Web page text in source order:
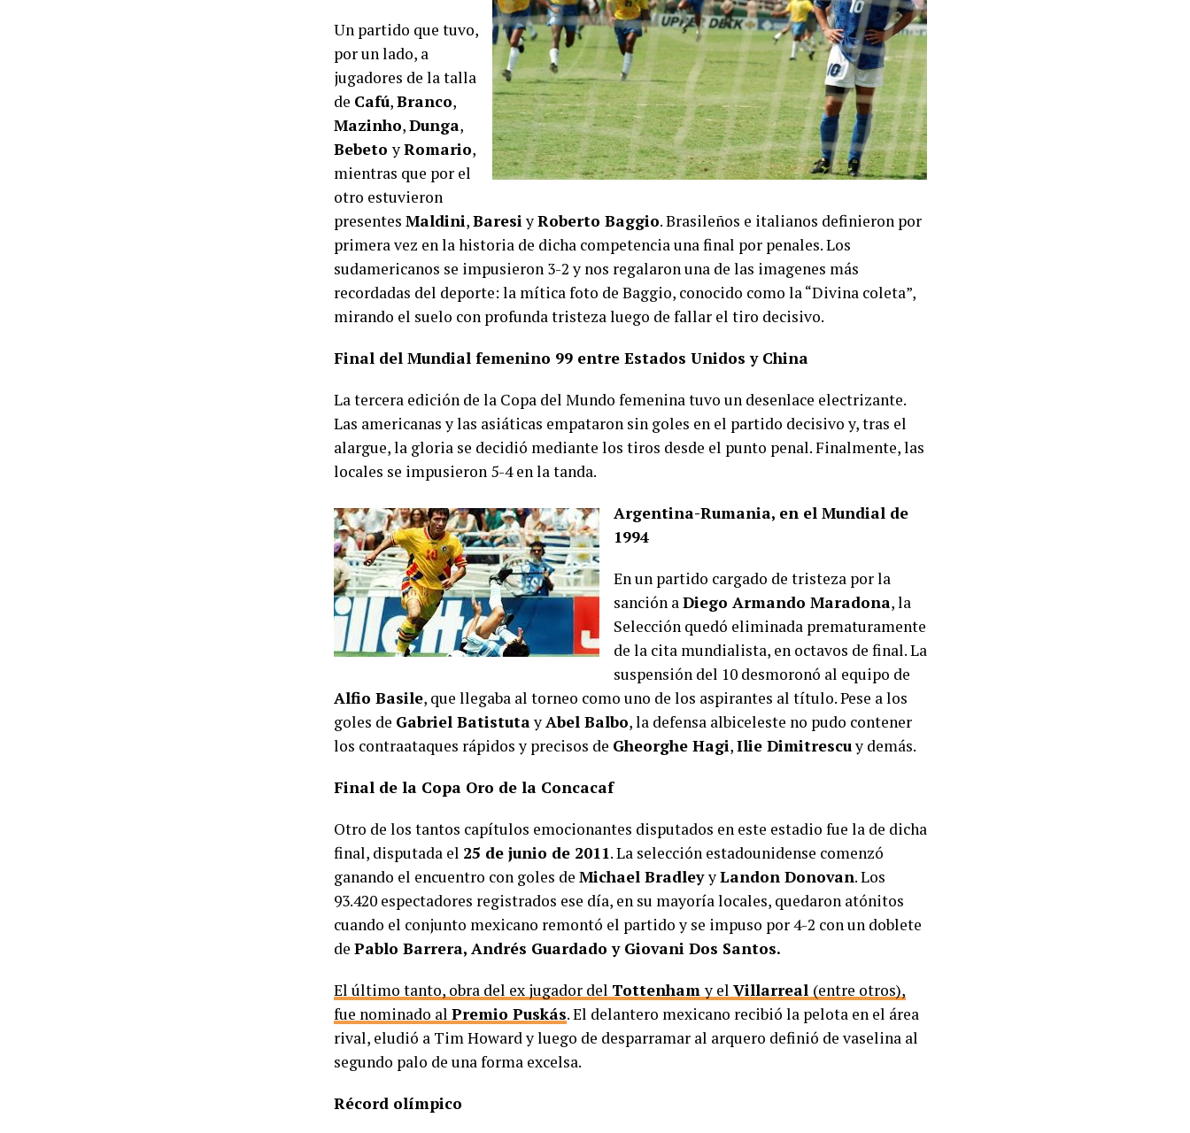
Un partido que tuvo,
por un lado, a
jugadores de la talla
de Cafú,Branco,
Mazinho,Dunga,
BebetoyRomario,
mientras que por el
otro estuvieron
presentes Maldini,Baresi yRoberto Baggio. Brasileños e italianos definieron por
primera vez en la historia de dicha competencia una final por penales. Los
sudamericanos se impusieron 3-2 y nos regalaron una de las imagenes más
recordadas del deporte: la mítica foto de Baggio, conocido como la “Divina coleta”,
mirando el suelo con profunda tristeza luego de fallar el tiro decisivo.
Final del Mundial femenino 99 entre Estados Unidos y China
La tercera edición de la Copa del Mundo femenina tuvo un desenlace electrizante.
Las americanas y las asiáticas empataron sin goles en el partido decisivo y, tras el
alargue, la gloria se decidió mediante los tiros desde el punto penal. Finalmente, las
locales se impusieron 5-4 en la tanda.
Argentina-Rumania, en el Mundial de
1994
En un partido cargado de tristeza por la
sanción a Diego Armando Maradona, la
Selección quedó eliminada prematuramente
de la cita mundialista, en octavos de final. La
suspensión del 10 desmoronó al equipo de
Alfio Basile, que llegaba al torneo como uno de los aspirantes al título. Pese a los
goles de Gabriel Batistutay Abel Balbo, la defensa albiceleste no pudo contener
los contraataques rápidos y precisos de Gheorghe Hagi,Ilie Dimitrescuy demás.
Final de la Copa Oro de la Concacaf
Otro de los tantos capítulos emocionantes disputados en este estadio fue la de dicha
final, disputada el 25 de junio de 2011. La selección estadounidense comenzó
ganando el encuentro con goles de Michael BradleyyLandon Donovan. Los
93.420 espectadores registrados ese día, en su mayoría locales, quedaron atónitos
cuando el conjunto mexicano remontó el partido y se impuso por 4-2 con un doblete
de Pablo Barrera, Andrés Guardado y Giovani Dos Santos.
El último tanto, obra del ex jugador del Tottenhamy el Villarreal (entre otros),
fue nominado al Premio Puskás. El delantero mexicano recibió la pelota en el área
rival, eludió a Tim Howard y luego de desparramar al arquero definió de vaselina al
segundo palo de una forma excelsa.
Récord olímpico